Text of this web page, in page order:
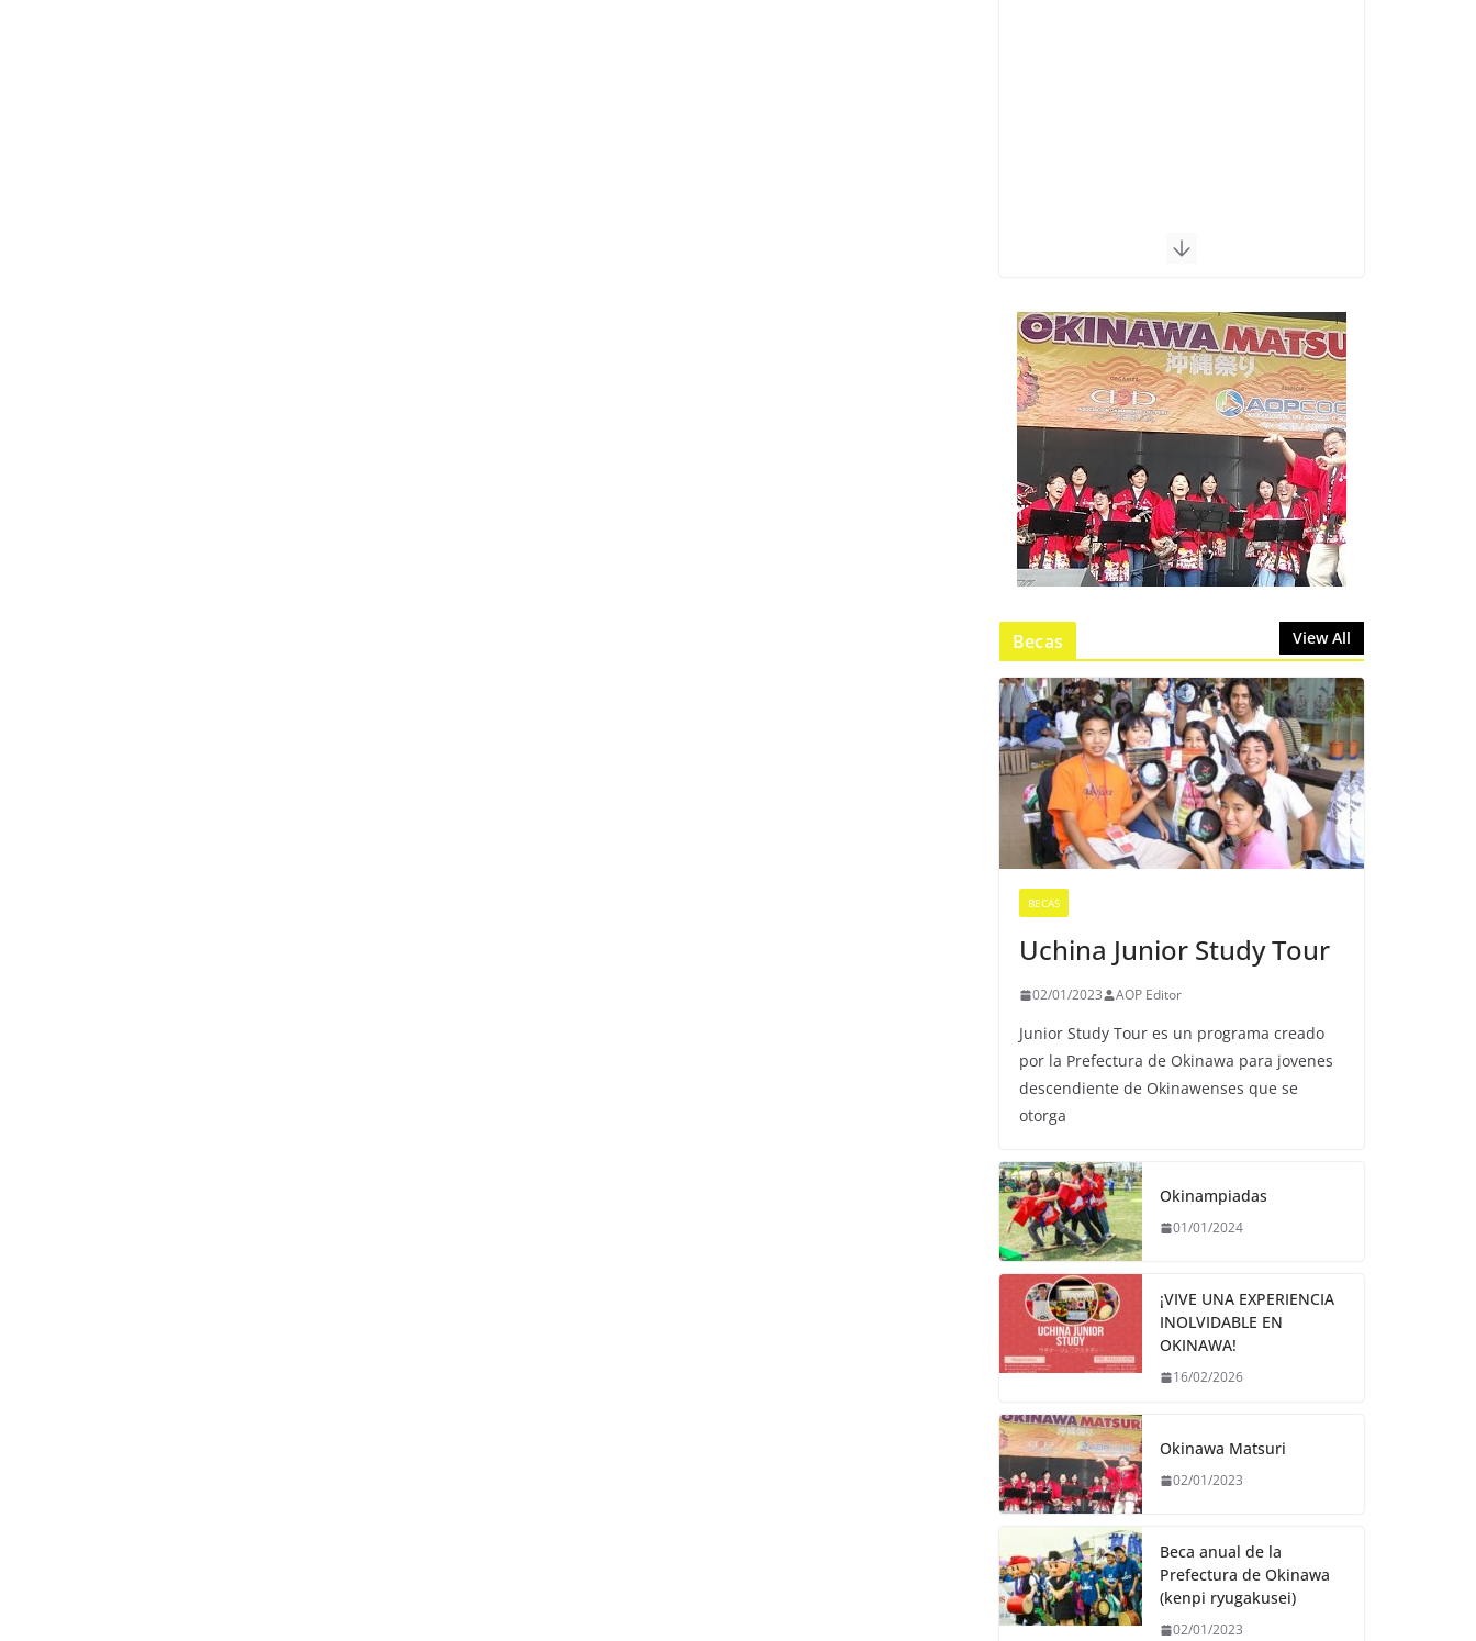
Becas View All
BECAS
Uchina Junior Study Tour
02/01/2023 AOP Editor
Junior Study Tour es un programa creado
por la Prefectura de Okinawa para jovenes
descendiente de Okinawenses que se
otorga
Okinampiadas
01/01/2024
¡VIVE UNA EXPERIENCIA
INOLVIDABLE EN
OKINAWA!
16/02/2026
Okinawa Matsuri
02/01/2023
Beca anual de la
Prefectura de Okinawa
(kenpi ryugakusei)
02/01/2023